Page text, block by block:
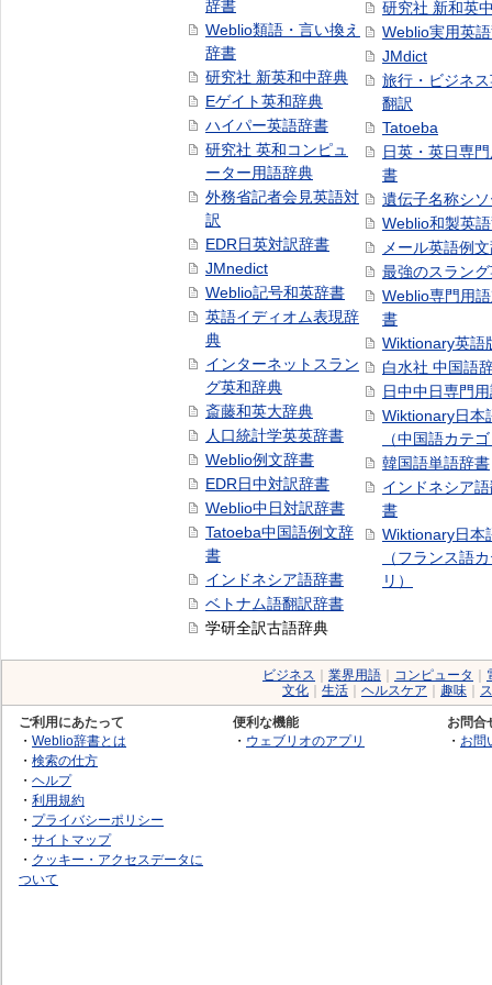
辞書
Weblio類語・言い換え
辞書
研究社 新英和中辞典
Eゲイト英和辞典
ハイパー英語辞書
研究社 英和コンピュ
ーター用語辞典
外務省記者会見英語対
訳
EDR日英対訳辞書
JMnedict
Weblio記号和英辞書
英語イディオム表現辞
典
インターネットスラン
グ英和辞典
斎藤和英大辞典
人口統計学英英辞書
Weblio例文辞書
EDR日中対訳辞書
Weblio中日対訳辞書
Tatoeba中国語例文辞
書
インドネシア語辞書
ベトナム語翻訳辞書
学研全訳古語辞典
研究社 新和英
Weblio実用英
JMdict
旅行・ビジネ
翻訳
Tatoeba
日英・英日専
書
遺伝子名称シ
Weblio和製英
メール英語例
最強のスラン
Weblio専門用
書
Wiktionary英語
白水社 中国語
日中中日専門
Wiktionary日本
（中国語カテ
韓国語単語辞書
インドネシア
書
Wiktionary日本
（フランス語
リ）
ビジネス 業界用語 コンピュータ
文化
生活 ヘルスケア 趣味
ご利用にあたって
・ Weblio辞書とは
・ 検索の仕方
・ ヘルプ
・ 利用規約
・ プライバシーポリシー
・ サイトマップ
・ クッキー・アクセスデータに
ついて
便利な機能
・ ウェブリオのアプリ
お問合
・ お問